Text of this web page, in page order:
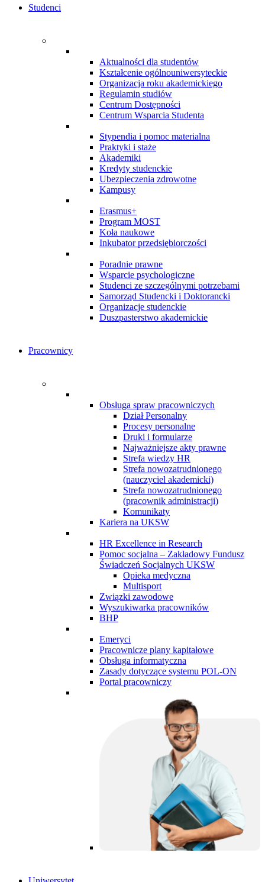
Studenci
Aktualności dla studentów
Kształcenie ogólnouniwersyteckie
Organizacja roku akademickiego
Regulamin studiów
Centrum Dostępności
Centrum Wsparcia Studenta
Stypendia i pomoc materialna
Praktyki i staże
Akademiki
Kredyty studenckie
Ubezpieczenia zdrowotne
Kampusy
Erasmus+
Program MOST
Koła naukowe
Inkubator przedsiębiorczości
Poradnie prawne
Wsparcie psychologiczne
Studenci ze szczególnymi potrzebami
Samorząd Studencki i Doktorancki
Organizacje studenckie
Duszpasterstwo akademickie
Pracownicy
Obsługa spraw pracowniczych
Dział Personalny
Procesy personalne
Druki i formularze
Najważniejsze akty prawne
Strefa wiedzy HR
Strefa nowozatrudnionego
(nauczyciel akademicki)
Strefa nowozatrudnionego
(pracownik administracji)
Komunikaty
Kariera na UKSW
HR Excellence in Research
Pomoc socjalna – Zakładowy Fundusz
Świadczeń Socjalnych UKSW
Opieka medyczna
Multisport
Związki zawodowe
Wyszukiwarka pracowników
BHP
Emeryci
Pracownicze plany kapitałowe
Obsługa informatyczna
Zasady dotyczące systemu POL-ON
Portal pracowniczy